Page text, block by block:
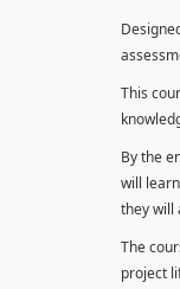
This
By the
will
they will
The
project